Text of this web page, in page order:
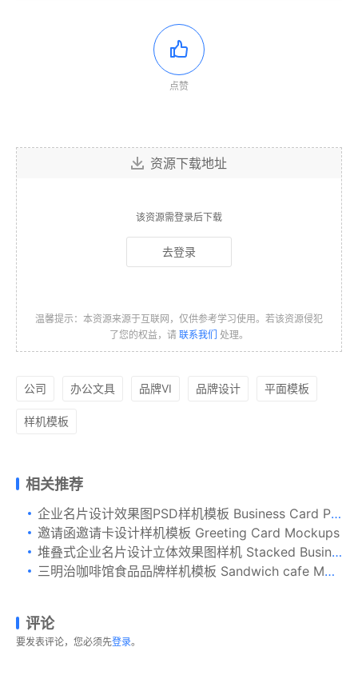
点赞
资源下载地址
该资源需登录后下载
去登录
温馨提示：本资源来源于互联网，仅供参考学习使用。若该资源侵犯
了您的权益，请 联系我们 处理。
公司 办公文具 品牌VI 品牌设计 平面模板
样机模板
相关推荐
企业名片设计效果图PSD样机模板 Business Card PSD Mockup 04
邀请函邀请卡设计样机模板 Greeting Card Mockups
堆叠式企业名片设计立体效果图样机 Stacked Business Card Mockup
三明治咖啡馆食品品牌样机模板 Sandwich cafe Mockup
评论
要发表评论，您必须先登录。